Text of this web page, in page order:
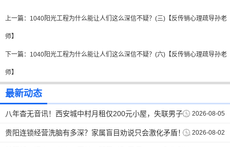
上一篇： 1040阳光工程为什么能让人们这么深信不疑？(三)【反传销心理疏导孙老
师】
下一篇： 1040阳光工程为什么能让人们这么深信不疑？(六)【反传销心理疏导孙老
师】
最新动态
八年杳无音讯！西安城中村月租仅200元小屋，失联男子终于和家人取得联系。【反传销救助中心】 2026-08-05
贵阳连锁经营洗脑有多深？家属盲目劝说只会激化矛盾！正确唤醒技巧在这里。【反传销救助中心孙老师】 2026-08-02